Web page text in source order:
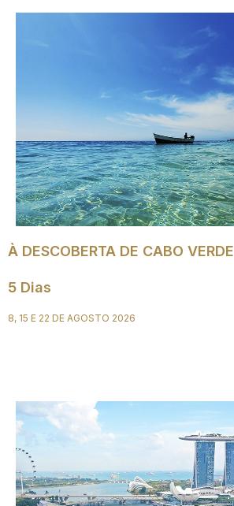
À DESCOBERTA DE CABO VERDE
5 Dias
8, 15 E 22 DE AGOSTO 2026